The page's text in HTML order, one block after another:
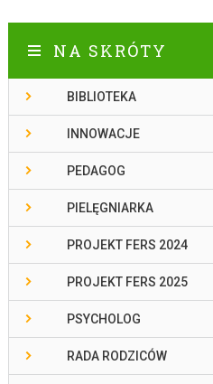
NA SKRÓTY
BIBLIOTEKA
INNOWACJE
PEDAGOG
PIELĘGNIARKA
PROJEKT FERS 2024
PROJEKT FERS 2025
PSYCHOLOG
RADA RODZICÓW